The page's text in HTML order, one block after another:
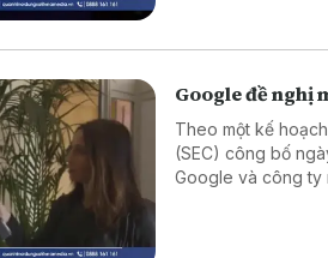
Google đề nghị
Theo một kế
(SEC) công bố
Google và công ty